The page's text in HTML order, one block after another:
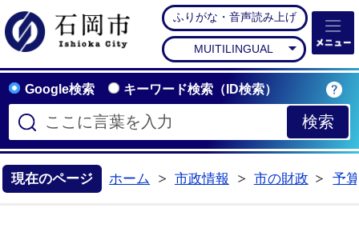
石岡市公式ホームペー
ふりがな・音声読み上げ
MUITILINGUAL
Google検索 キーワード検索（ID検索）
現在のページ ホーム
市政情報
市の財政
予